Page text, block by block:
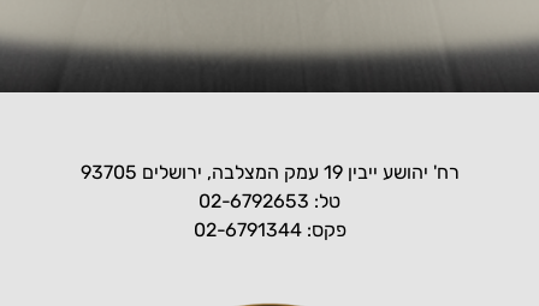
רח' יהושע ייבין 19 עמק המצלבה, ירושלים 93705
טל: 02-6792653
פקס: 02-6791344